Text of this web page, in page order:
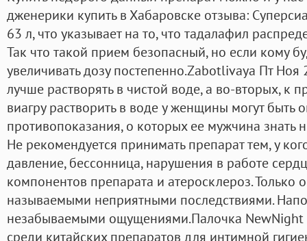
дженерики купить в Хабаровске отзыва:
63 л, что указывает на то, что тадалафил
Так что такой прием безопасный, но если кому
увеличивать дозу постепенно.Zabotlivaya Пт Ноя
лучше растворять в чистой воде, а во-вторых, к
виагру растворить в воде у женщины могут быть
противопоказания, о которых ее мужчина знать
Не рекомендуется принимать препарат тем, у
давление, бессонница, нарушения в работе
компонентов препарата и атеросклероз. Только
называемыми неприятными последствиями.
незабываемыми ощущениями.Палочка NewNight
среди китайских препаратов для интимной